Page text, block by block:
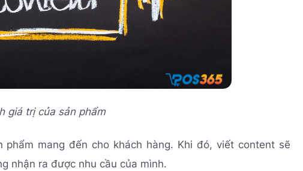
giá trị của sản phẩm
mang đến cho khách hàng. Khi đó, viết content sẽ
nhận ra được nhu cầu của mình.